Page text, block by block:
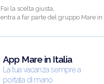
Fai la scelta giusta,
entra a far parte del gruppo Mare in
App Mare in Italia
La tua vacanza sempre a
portata di mano